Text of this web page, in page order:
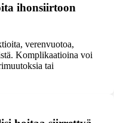
ihonsiirtoon
verenvuotoa,
Komplikaatioina voi
tai